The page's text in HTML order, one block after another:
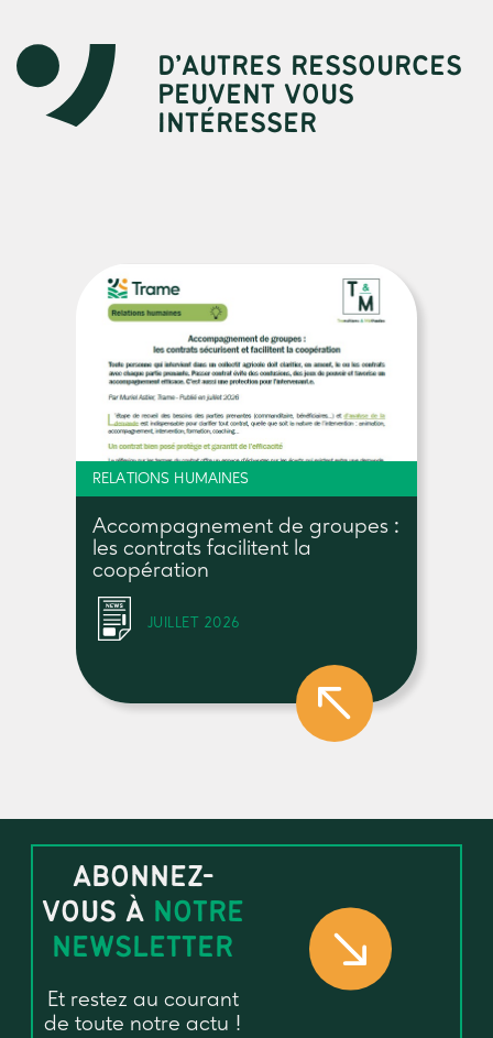
D’AUTRES RESSOURCES
PEUVENT VOUS
INTÉRESSER
RELATIONS HUMAINES
Accompagnement de groupes :
les contrats facilitent la
coopération
JUILLET 2026
ABONNEZ-
VOUS À NOTRE
NEWSLETTER
Et restez au courant
de toute notre actu !